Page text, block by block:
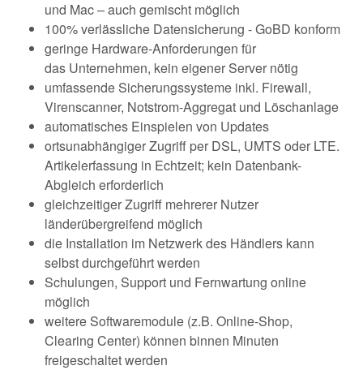
und Mac – auch gemischt möglich
100% verlässliche Datensicherung - GoBD konform
geringe Hardware-Anforderungen für
das Unternehmen, kein eigener Server nötig
umfassende Sicherungssysteme inkl. Firewall,
Virenscanner, Notstrom-Aggregat und Löschanlage
automatisches Einspielen von Updates
ortsunabhängiger Zugriff per DSL, UMTS oder LTE.
Artikelerfassung in Echtzeit; kein Datenbank-
Abgleich erforderlich
gleichzeitiger Zugriff mehrerer Nutzer
länderübergreifend möglich
die Installation im Netzwerk des Händlers kann
selbst durchgeführt werden
Schulungen, Support und Fernwartung online
möglich
weitere Softwaremodule (z.B. Online-Shop,
Clearing Center) können binnen Minuten
freigeschaltet werden